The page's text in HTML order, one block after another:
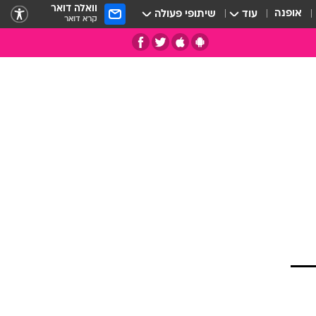
אופנה עוד שיתופי פעולה וואלה דואר
קרא דואר